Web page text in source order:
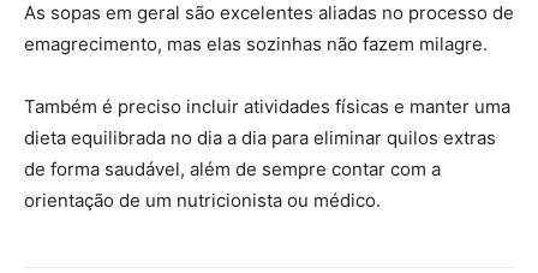
As sopas em geral são excelentes aliadas no processo de
emagrecimento, mas elas sozinhas não fazem milagre.
Também é preciso incluir atividades físicas e manter uma
dieta equilibrada no dia a dia para eliminar quilos extras
de forma saudável, além de sempre contar com a
orientação de um nutricionista ou médico.